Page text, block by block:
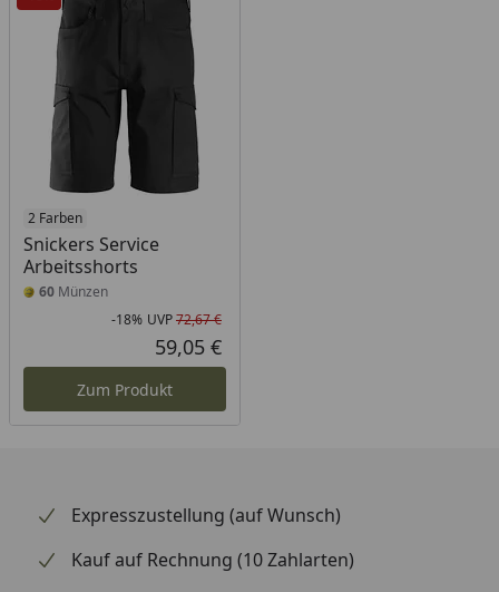
2 Farben
Snickers Service
Arbeitsshorts
60 Münzen
Rabatt in Prozent
-18%
Ursprünglicher Preis
UVP72,67 €
Aktueller Preis
59,05 €
Zum Produkt
Expresszustellung (auf Wunsch)
Kauf auf Rechnung (10 Zahlarten)